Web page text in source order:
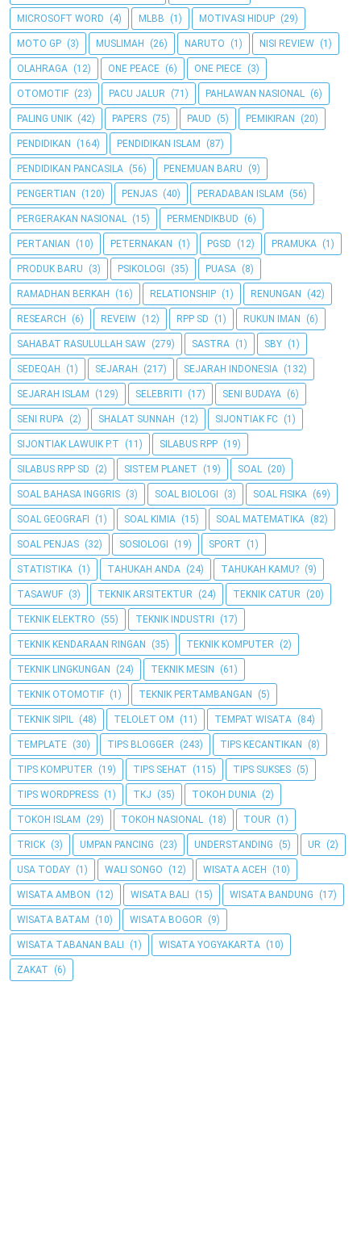
MICROSOFT WORD (4) MLBB (1) MOTIVASI HIDUP (29)
MOTO GP (3) MUSLIMAH (26) NARUTO (1) NISI REVIEW (1)
OLAHRAGA (12) ONE PEACE (6) ONE PIECE (3)
OTOMOTIF (23) PACU JALUR (71) PAHLAWAN NASIONAL (6)
PALING UNIK (42) PAPERS (75) PAUD (5) PEMIKIRAN (20)
PENDIDIKAN (164) PENDIDIKAN ISLAM (87)
PENDIDIKAN PANCASILA (56) PENEMUAN BARU (9)
PENGERTIAN (120) PENJAS (40) PERADABAN ISLAM (56)
PERGERAKAN NASIONAL (15) PERMENDIKBUD (6)
PERTANIAN (10) PETERNAKAN (1) PGSD (12) PRAMUKA (1)
PRODUK BARU (3) PSIKOLOGI (35) PUASA (8)
RAMADHAN BERKAH (16) RELATIONSHIP (1) RENUNGAN (42)
RESEARCH (6) REVEIW (12) RPP SD (1) RUKUN IMAN (6)
SAHABAT RASULULLAH SAW (279) SASTRA (1) SBY (1)
SEDEQAH (1) SEJARAH (217) SEJARAH INDONESIA (132)
SEJARAH ISLAM (129) SELEBRITI (17) SENI BUDAYA (6)
SENI RUPA (2) SHALAT SUNNAH (12) SIJONTIAK FC (1)
SIJONTIAK LAWUIK P.T (11) SILABUS RPP (19)
SILABUS RPP SD (2) SISTEM PLANET (19) SOAL (20)
SOAL BAHASA INGGRIS (3) SOAL BIOLOGI (3) SOAL FISIKA (69)
SOAL GEOGRAFI (1) SOAL KIMIA (15) SOAL MATEMATIKA (82)
SOAL PENJAS (32) SOSIOLOGI (19) SPORT (1)
STATISTIKA (1) TAHUKAH ANDA (24) TAHUKAH KAMU? (9)
TASAWUF (3) TEKNIK ARSITEKTUR (24) TEKNIK CATUR (20)
TEKNIK ELEKTRO (55) TEKNIK INDUSTRI (17)
TEKNIK KENDARAAN RINGAN (35) TEKNIK KOMPUTER (2)
TEKNIK LINGKUNGAN (24) TEKNIK MESIN (61)
TEKNIK OTOMOTIF (1) TEKNIK PERTAMBANGAN (5)
TEKNIK SIPIL (48) TELOLET OM (11) TEMPAT WISATA (84)
TEMPLATE (30) TIPS BLOGGER (243) TIPS KECANTIKAN (8)
TIPS KOMPUTER (19) TIPS SEHAT (115) TIPS SUKSES (5)
TIPS WORDPRESS (1) TKJ (35) TOKOH DUNIA (2)
TOKOH ISLAM (29) TOKOH NASIONAL (18) TOUR (1)
TRICK (3) UMPAN PANCING (23) UNDERSTANDING (5) UR (2)
USA TODAY (1) WALI SONGO (12) WISATA ACEH (10)
WISATA AMBON (12) WISATA BALI (15) WISATA BANDUNG (17)
WISATA BATAM (10) WISATA BOGOR (9)
WISATA TABANAN BALI (1) WISATA YOGYAKARTA (10)
ZAKAT (6)